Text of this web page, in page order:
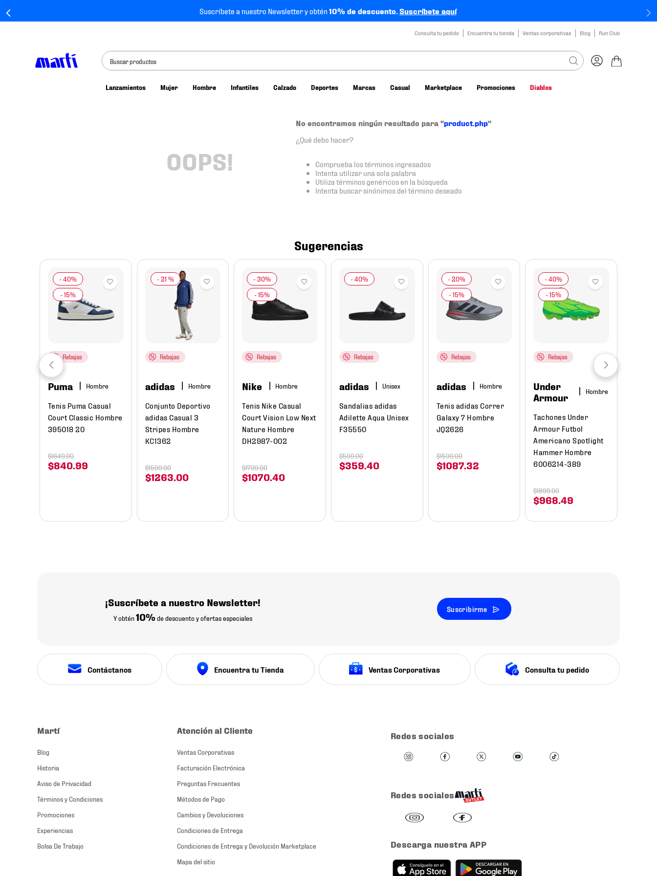
Suscríbete a nuestro Newsletter y obtén10% de descuento.Suscríbete aquí
Consulta tu pedido Encuentra tu tienda Ventas corporativas Blog Run Club
Buscar productos
Lanzamientos Mujer Hombre Infantiles Calzado Deportes Marcas Casual Marketplace Promociones Diablos
OOPS!
No encontramos ningún resultado para "product.php"
¿Qué debo hacer?
Comprueba los términos ingresados
Intenta utilizar una sola palabra
Utiliza términos genéricos en la búsqueda
Intenta buscar sinónimos del término deseado
Sugerencias
Rebajas
Puma Hombre
Tenis Puma Casual
Court Classic Hombre
395018 20
$840. 99
$1649.00
- 21 %
Rebajas
adidas Hombre
Conjunto Deportivo
adidas Casual 3
Stripes Hombre
KC1362
$1263 00
$1599.00
Rebajas
Nike Hombre
Tenis Nike Casual
Court Vision Low Next
Nature Hombre
DH2987-002
$1070 .40
$1799.00
Rebajas
adidas
Sandalias adidas
Adilette Aqua Unisex
F35550
$359 40
$599.00
Rebajas
adidas Hombre
Tenis adidas Correr
Galaxy 7 Hombre
JQ2626
$1087. 32
$1599.00
Rebajas
Under
Armour
Hombre
Tachones Under
Armour Futbol
Americano Spotlight
Hammer Hombre
6006214-389
$968 .49
$1899.00
¡Suscríbete a nuestro Newsletter!
Y obtén10% de descuento y ofertas especiales
Suscribirme
Contáctanos Encuentra tu Tienda Ventas Corporativas Consulta tu pedido
Martí
Blog
Historia
Aviso de Privacidad
Términos y Condiciones
Promociones
Experiencias
Bolsa De Trabajo
Atención al Cliente
Ventas Corporativas
Facturación Electrónica
Preguntas Frecuentes
Métodos de Pago
Cambios y Devoluciones
Condiciones de Entrega
Condiciones de Entrega y Devolución Marketplace
Mapa del sitio
Redes sociales
Redes sociales
Descarga nuestra APP
tenis nike